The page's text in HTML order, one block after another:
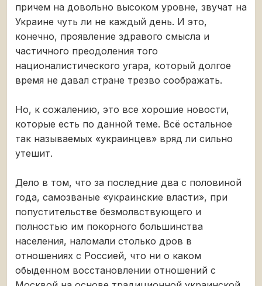
причем на довольно высоком уровне, звучат на
Украине чуть ли не каждый день. И это,
конечно, проявление здравого смысла и
частичного преодоления того
националистического угара, который долгое
время не давал стране трезво соображать.
Но, к сожалению, это все хорошие новости,
которые есть по данной теме. Всё остальное
так называемых «украинцев» вряд ли сильно
утешит.
Дело в том, что за последние два с половиной
года, самозваные «украинские власти», при
попустительстве безмолвствующего и
полностью им покорного большинства
населения, наломали столько дров в
отношениях с Россией, что ни о каком
обыденном восстановлении отношений с